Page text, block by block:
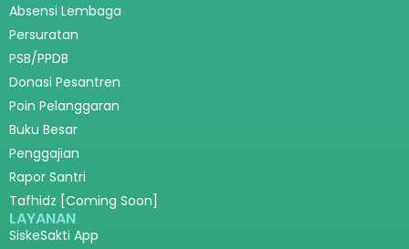
Absensi Lembaga
Persuratan
PSB/PPDB
Donasi Pesantren
Poin Pelanggaran
Buku Besar
Penggajian
Rapor Santri
Tafhidz [Coming Soon]
LAYANAN
SiskeSakti App